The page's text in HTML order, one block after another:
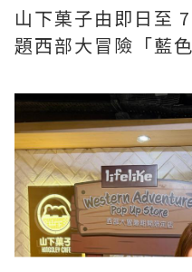
山下菓子由即日至
題西部大冒險「藍